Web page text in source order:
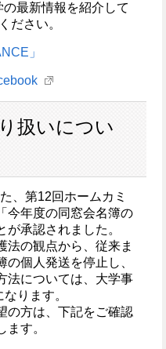
最新情報を紹介して
ださい。
」
扱いについ
、第12回ホームカミ
今年度の同窓会名簿の
承認されました。
法の観点から、従来ま
個人発送を停止し、
法については、大学事
ります。
の方は、下記をご確認
す。